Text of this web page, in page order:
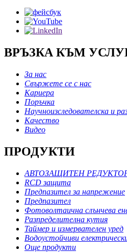
ВРЪЗКА КЪМ
За нас
Свържете се с нас
Кариера
Поръчка
Научноизследователска и
Качество
Видео
ПРОДУКТИ
АВТОЗАЩИТЕН
RCD защита
Предпазител за напрежение
Предпазител
Фотоволтаична слънчева
Разпределителна кутия
Таймер и измервателен уред
Водоустойчиви
Още продукти